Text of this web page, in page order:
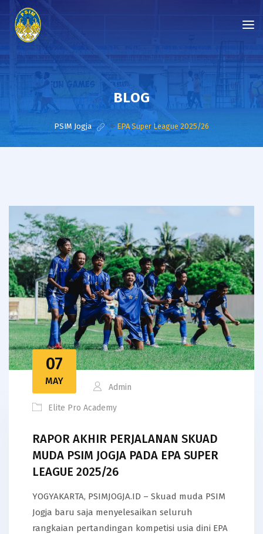
BLOG
PSIM Jogja >EPA Super League 2025/26
07
MAY
Admin
Elite Pro Academy
RAPOR AKHIR PERJALANAN SKUAD
MUDA PSIM JOGJA PADA EPA SUPER
LEAGUE 2025/26
YOGYAKARTA, PSIMJOGJA.ID – Skuad muda PSIM
Jogja baru saja menyelesaikan seluruh
rangkaian pertandingan kompetisi usia dini EPA